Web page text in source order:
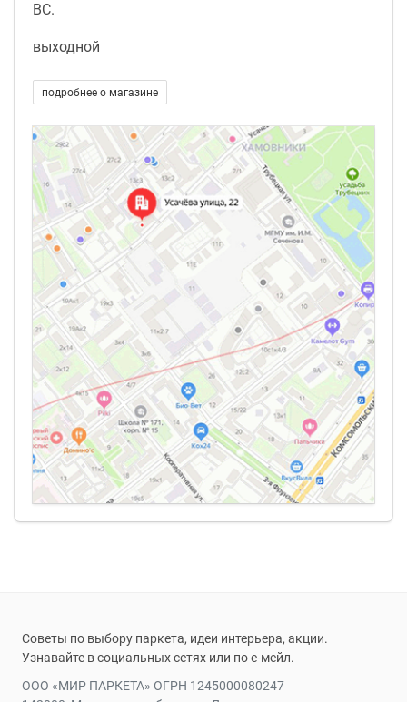
ВС.
выходной
подробнее о магазине
Советы по выбору паркета, идеи интерьера, акции.
Узнавайте в социальных сетях или по е-мейл.
ООО «МИР ПАРКЕТА» ОГРН 1245000080247